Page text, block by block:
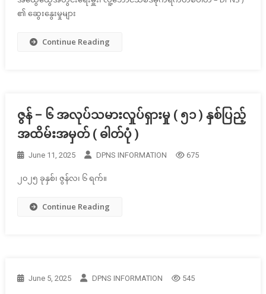
၏ ဆွေးနွေးမှုများ
Continue Reading
ဇွန် – ၆ အလုပ်သမားလှုပ်ရှားမှု ( ၅၁ ) နှစ်ပြည့်
အထိမ်းအမှတ် ( ဓါတ်ပုံ )
June 11, 2025 DPNS INFORMATION 675
၂၀၂၅ ခုနှစ်၊ ဇွန်လ၊ ၆ ရက်။
Continue Reading
June 5, 2025 DPNS INFORMATION 545